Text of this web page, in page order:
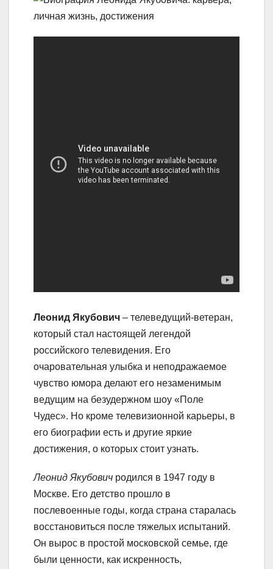
Леонид Якубович – телеведущий-ветеран,
который стал настоящей легендой
российского телевидения. Его
очаровательная улыбка и неподражаемое
чувство юмора делают его незаменимым
ведущим на безудержном шоу «Поле
Чудес». Но кроме телевизионной карьеры, в
его биографии есть и другие яркие
достижения, о которых стоит узнать.
Леонид Якубович родился в 1947 году в
Москве. Его детство прошло в
послевоенные годы, когда страна старалась
восстановиться после тяжелых испытаний.
Он вырос в простой московской семье, где
были ценности, как искренность,